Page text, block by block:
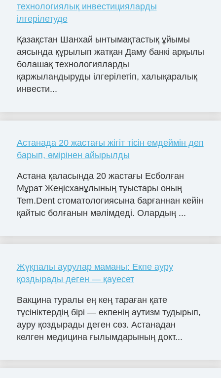
технологиялық инвестицияларды
ілгерілетуде
Қазақстан Шанхай ынтымақтастық ұйымы
аясында құрылып жатқан Даму банкі арқылы
болашақ технологияларды
қаржыландыруды ілгерілетіп, халықаралық
инвести...
Астанада 20 жастағы жігіт тісін емдеймін деп
барып, өмірінен айырылды
Астана қаласында 20 жастағы Есболған
Мұрат Жеңісханұлының туыстары оның
Tem.Dent стоматологиясына барғаннан кейін
қайтыс болғанын мәлімдеді. Олардың ...
Жұқпалы аурулар маманы: Екпе ауру
қоздырады деген — қауесет
Вакцина туралы ең кең тараған қате
түсініктердің бірі — екпенің аутизм тудырып,
ауру қоздырады деген сөз. Астанадан
келген медицина ғылымдарының докт...